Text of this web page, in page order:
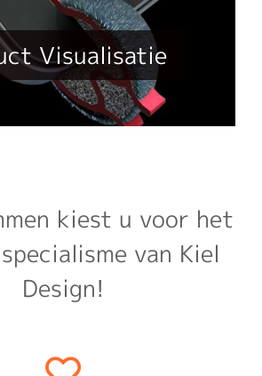
Visualisatie
kiest u voor het
van Kiel
Design!